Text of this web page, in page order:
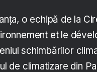
o echipă de la
et le
schimbărilor
de climatizare din